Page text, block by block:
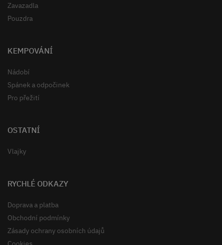
Zavazadla
Pouzdra
KEMPOVÁNÍ
Nádobí
Spánek a odpočinek
Pro přežití
OSTATNÍ
Vlajky
RYCHLÉ ODKAZY
Doprava a platba
Obchodní podmínky
Zásady ochrany osobních údajů